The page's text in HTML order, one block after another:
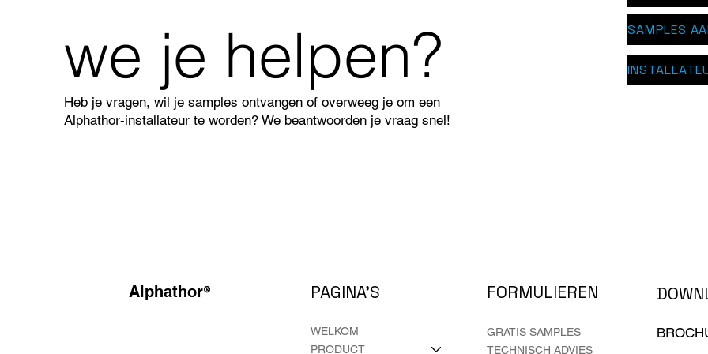
we je helpen?
Heb je vragen, wil je samples ontvangen of overweeg je om een
Alphathor-installateur te worden? We beantwoorden je vraag snel!
SAMPLES
Alphathor® PAGINA'S
WELKOM
PRODUCT
FORMULIEREN
GRATIS SAMPLES
TECHNISCH ADVIES